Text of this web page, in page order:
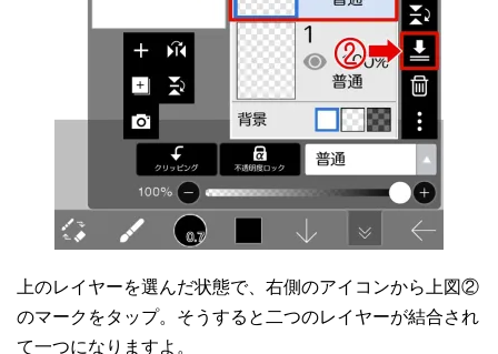
上のレイヤーを選んだ状態で、右側のアイコンから上図②
のマークをタップ。そうすると二つのレイヤーが結合され
て一つになりますよ。